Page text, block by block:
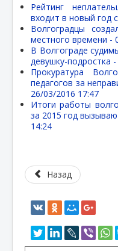
Рейтинг
входит в новый год
Волгоградцы
местного времени -
В Волгограде
девушку-подростка -
Прокуратура
педагогов за
26/03/2016 17:47
Итоги работы
за 2015 год
14:24
Назад